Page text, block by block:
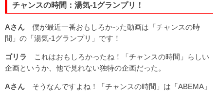
チャンスの時間：湯気-1グランプリ！
Aさん 僕が最近一番おもしろかった動画は「チャンスの時
間」の「湯気-1グランプリ」です！
ゴリラ
これはおもしろかったね！「チャンスの時間」らしい
企画というか、他で見れない独特の企画だった。
Aさん そうなんですよね！「チャンスの時間」は「ABEMA」